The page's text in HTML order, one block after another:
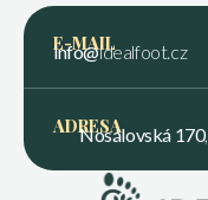
E-MAIL
info@idealfoot.cz
ADRESA
Nosálovská 170,